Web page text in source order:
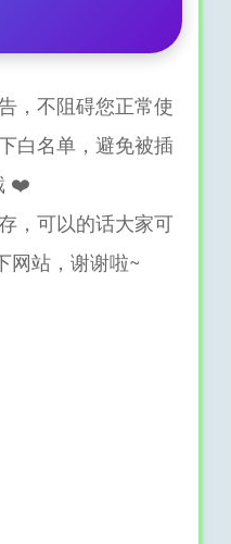
，不阻碍您正常使
白名单，避免被插
❤️
，可以的话大家可
网站，谢谢啦~